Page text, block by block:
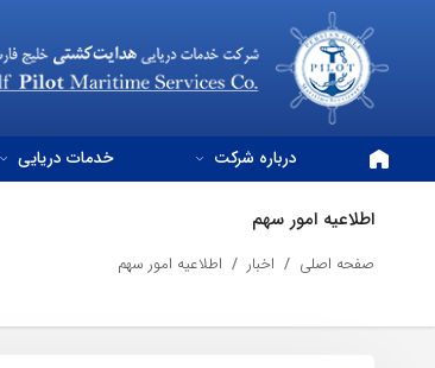
درباره شرکت خدمات دریایی
اطلاعیه امور سهم
صفحه اصلی اخبار اطلاعیه امور سهم